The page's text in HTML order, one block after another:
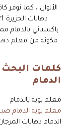
كلمات
الدمام
معلم بويه بالدمام
معلم بويه الدمام
الدمام دهانات